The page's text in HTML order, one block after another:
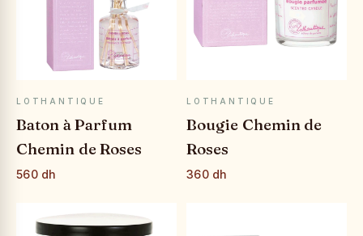
APERÇU RAPIDE
LOTHANTIQUE
Baton à Parfum
Chemin de Roses
560 dh
APERÇU RAPIDE
LOTHANTIQUE
Bougie Chemin de
Roses
360 dh